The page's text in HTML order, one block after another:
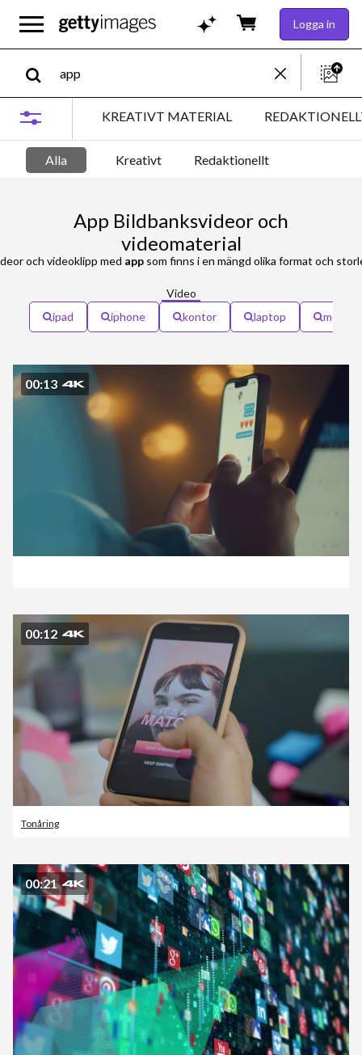
Logga in
KREATIVT MATERIAL
Alla Kreativt Redaktionellt
App Bildbanksvideor och
videomaterial
och videoklipp med app som finns i en mängd olika format och storlekar för att
Video
ipad
iphone kontor laptop mobil
00:13
00:12
Tonåring
00:21